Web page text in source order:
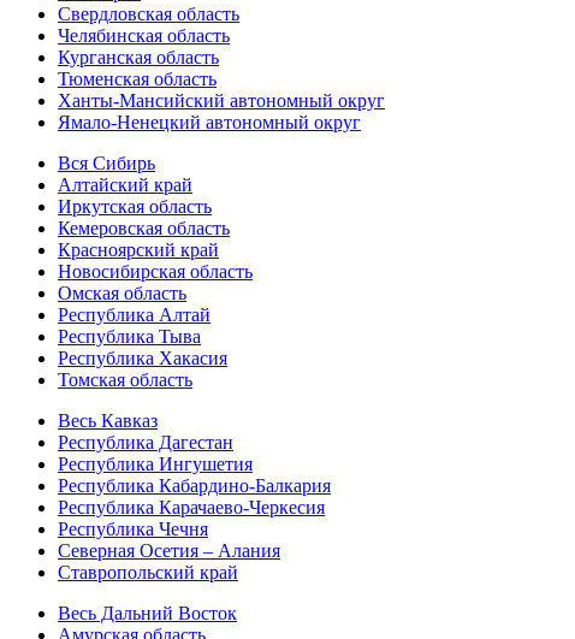
Свердловская область
Челябинская область
Курганская область
Тюменская область
Ханты-Мансийский автономный округ
Ямало-Ненецкий автономный округ
Вся Сибирь
Алтайский край
Иркутская область
Кемеровская область
Красноярский край
Новосибирская область
Омская область
Республика Алтай
Республика Тыва
Республика Хакасия
Томская область
Весь Кавказ
Республика Дагестан
Республика Ингушетия
Республика Кабардино-Балкария
Республика Карачаево-Черкесия
Республика Чечня
Северная Осетия – Алания
Ставропольский край
Весь Дальний Восток
Амурская область